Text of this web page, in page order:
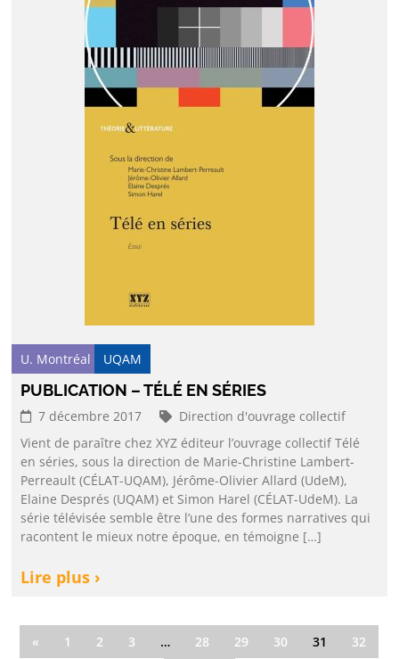
U. Montréal UQAM
PUBLICATION – TÉLÉ EN SÉRIES
7 décembre 2017
Direction d'ouvrage collectif
Vient de paraître chez XYZ éditeur l’ouvrage collectif Télé
en séries, sous la direction de Marie-Christine Lambert-
Perreault (CÉLAT-UQAM), Jérôme-Olivier Allard (UdeM),
Elaine Després (UQAM) et Simon Harel (CÉLAT-UdeM). La
série télévisée semble être l’une des formes narratives qui
racontent le mieux notre époque, en témoigne […]
Lire plus ›
« 1 2 3 … 28 29 30 31 32